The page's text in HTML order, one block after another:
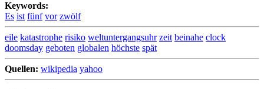
Keywords:
Es ist fünf vor zwölf
eile katastrophe risiko weltuntergangsuhr zeit beinahe clock
doomsday geboten globalen höchste spät
Quellen: wikipedia yahoo